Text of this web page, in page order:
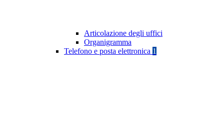
Articolazione degli uffici
Organigramma
Telefono e posta elettronica 1